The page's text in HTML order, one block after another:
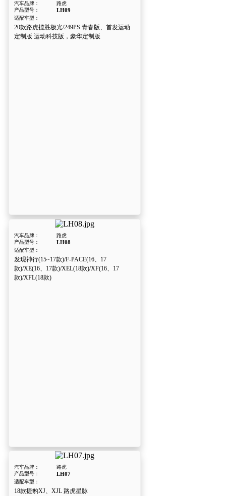
汽车品牌：
路虎
产品型号：
LH09
适配车型：
20款路虎揽胜极光/249PS 青春版、首发运动
定制版 运动科技版，豪华定制版
汽车品牌：
路虎
产品型号：
LH08
适配车型：
发现神行(15~17款)/F-PACE(16、17
款)/XE(16、17款)/XEL(18款)/XF(16、17
款)/XFL(18款)
汽车品牌：
路虎
产品型号：
LH07
适配车型：
18款捷豹XJ、XJL 路虎星脉